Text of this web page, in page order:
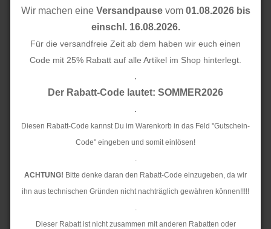
Wir machen eine Versandpausevom 01.08.2026 bis
einschl. 16.08.2026.
Für die versandfreie Zeit ab dem haben wir euch einen
Code mit 25% Rabatt auf alle Artikel im Shop hinterlegt.
.
Der Rabatt-Code lautet: SOMMER2026
.
Diesen Rabatt-Code kannst Du im Warenkorb in das Feld "Gutschein-
Code" eingeben und somit einlösen!
.
ACHTUNG! Bitte denke daran den Rabatt-Code einzugeben, da wir
ihn aus technischen Gründen nicht nachträglich gewähren können!!!!!
.
Dieser Rabatt ist nicht zusammen mit anderen Rabatten oder